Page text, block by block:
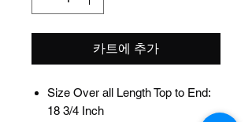
카트에 추가
Size Over all Length Top to End:
18 3/4 Inch